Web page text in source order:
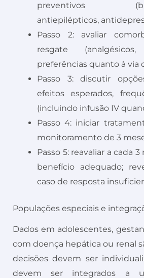
preventivos
antiepilépticos,
Passo 2: avaliar
resgate
preferências quanto à via
Passo 3: discutir
efeitos esperados,
(incluindo infusão IV
Passo 4: iniciar
monitoramento de 3
Passo 5: reavaliar a cada
benefício adequado;
caso de resposta
Populações especiais e
Dados em adolescentes,
com doença hepática ou renal
decisões devem ser
devem ser integrados a